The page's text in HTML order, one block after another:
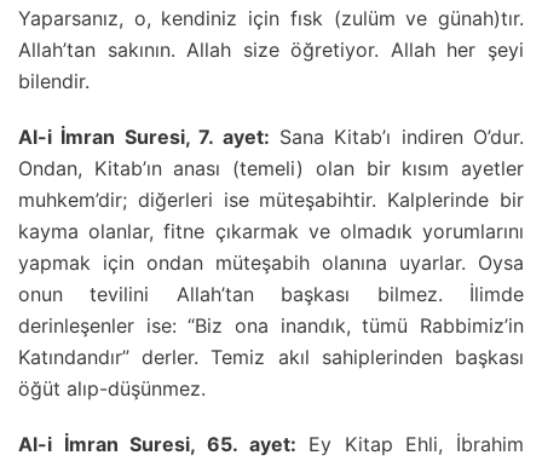
Yaparsanız, o, kendiniz için fısk (zulüm ve günah)tır.
Allah’tan sakının. Allah size öğretiyor. Allah her şeyi
bilendir.
Al-i İmran Suresi, 7. ayet: Sana Kitab’ı indiren O’dur.
Ondan, Kitab’ın anası (temeli) olan bir kısım ayetler
muhkem’dir; diğerleri ise müteşabihtir. Kalplerinde bir
kayma olanlar, fitne çıkarmak ve olmadık yorumlarını
yapmak için ondan müteşabih olanına uyarlar. Oysa
onun tevilini Allah’tan başkası bilmez. İlimde
derinleşenler ise: “Biz ona inandık, tümü Rabbimiz’in
Katındandır” derler. Temiz akıl sahiplerinden başkası
öğüt alıp-düşünmez.
Al-i İmran Suresi, 65. ayet: Ey Kitap Ehli, İbrahim